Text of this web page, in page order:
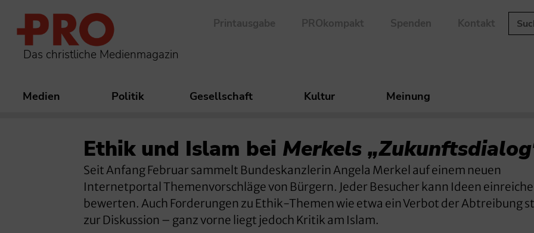
Das christliche Medienmagazin
Printausgabe PROkompakt Spenden Kontakt
Medien Politik Gesellschaft Kultur Meinung
Ethik und Islam bei Merkels
Seit Anfang Februar sammelt Bundeskanzlerin Angela Merkel auf einem neuen
Internetportal Themenvorschläge von Bürgern. Jeder Besucher kann Ideen
bewerten. Auch Forderungen zu Ethik-Themen wie etwa ein Verbot der Abtreibung
zur Diskussion – ganz vorne liegt jedoch Kritik am Islam.